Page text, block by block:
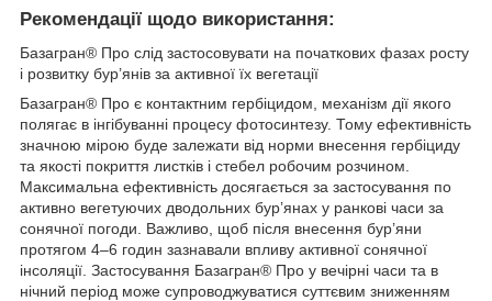
Рекомендації щодо використання:
Базагран® Про слід застосовувати на початкових фазах росту
і розвитку бур’янів за активної їх вегетації
Базагран® Про є контактним гербіцидом, механізм дії якого
полягає в інгібуванні процесу фотосинтезу. Тому ефективність
значною мірою буде залежати від норми внесення гербіциду
та якості покриття листків і стебел робочим розчином.
Максимальна ефективність досягається за застосування по
активно вегетуючих дводольних бур’янах у ранкові часи за
сонячної погоди. Важливо, щоб після внесення бур’яни
протягом 4–6 годин зазнавали впливу активної сонячної
інсоляції. Застосування Базагран® Про у вечірні часи та в
нічний період може супроводжуватися суттєвим зниженням